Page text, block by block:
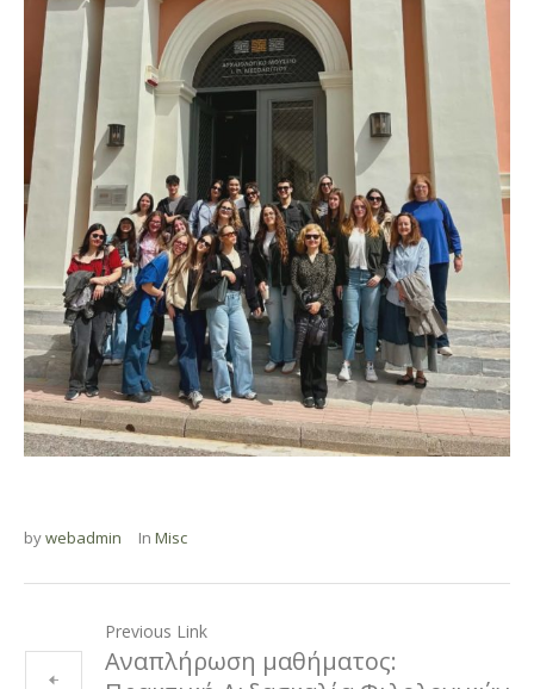
bywebadmin In Misc
Previous Link
Αναπλήρωση μαθήματος: